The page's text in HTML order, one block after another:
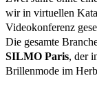
wir in virtuellen
Videokonferenz
Die gesamte
SILMO Paris, der
Brillenmode im